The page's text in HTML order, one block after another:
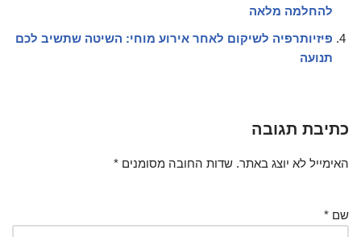
להחלמה מלאה
פיזיותרפיה לשיקום לאחר אירוע מוחי: השיטה שתשיב לכם
תנועה
כתיבת תגובה
האימייל לא יוצג באתר. שדות החובה מסומנים *
שם *